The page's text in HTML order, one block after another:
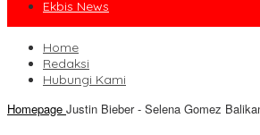
Ekbis News
Home
Redaksi
Hubungi Kami
Homepage Justin Bieber - Selena Gomez